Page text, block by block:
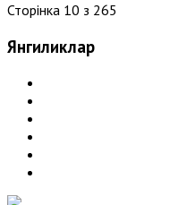
Сторінка 10 з 265
Янгиликлар